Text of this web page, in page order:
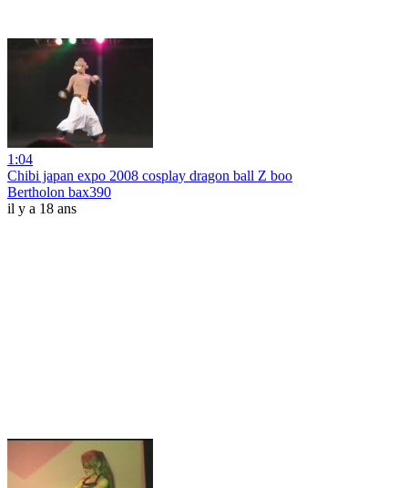
1:04
Chibi japan expo 2008 cosplay dragon ball Z boo
Bertholon bax390
il y a 18 ans